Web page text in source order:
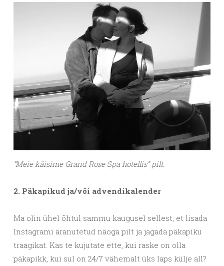
“Meie käisime Grand Rose Spa hotellis” pilt.
2. Päkapikud ja/või advendikalender
Ma olin ühel õhtul sammu kaugusel sellest, et lisada
Instagrami äranutetud näoga pilt ja jagada päkapiku
traagikat. Kas te kujutate ette, kui raske on olla
päkapikk, kui sul on 24/7 vähemalt üks laps külje all?